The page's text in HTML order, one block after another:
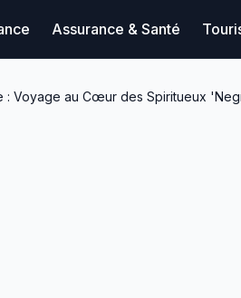
Assurance & Santé
: Voyage au Cœur des Spiritueux